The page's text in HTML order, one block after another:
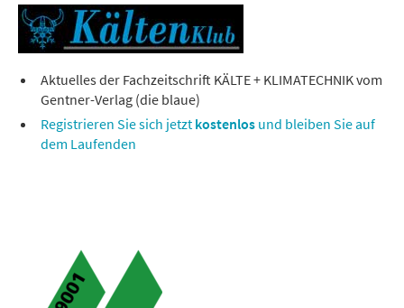
Aktuelles der Fachzeitschrift KÄLTE + KLIMATECHNIK vom
Gentner-Verlag (die blaue)
Registrieren Sie sich jetzt kostenlos und bleiben Sie auf
dem Laufenden